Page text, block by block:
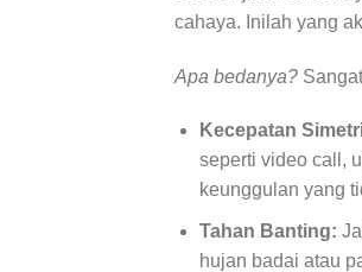
cahaya. Inilah yang
Apa bedanya?
Kecepatan
seperti video call,
keunggulan yang
Tahan Banting:
hujan badai atau